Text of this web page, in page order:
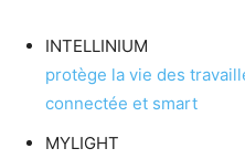
INTELLINIUM
protège la vie des
connectée et smart
MYLIGHT